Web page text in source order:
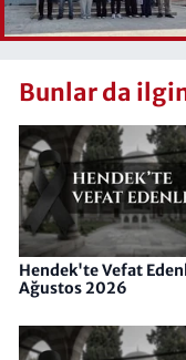
Bunlar da
Hendek'te Vefat
Ağustos 2026